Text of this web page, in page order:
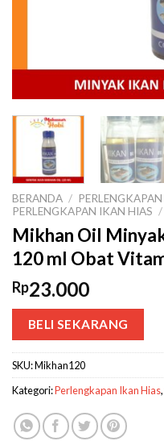
BERANDA /
PERLENGKAPAN IKAN HIAS /
Mikhan Oil
120 ml Obat
Rp23.000
BELI SEKARANG
SKU:Mikhan120
Kategori:Perlengkapan Ikan Hias,